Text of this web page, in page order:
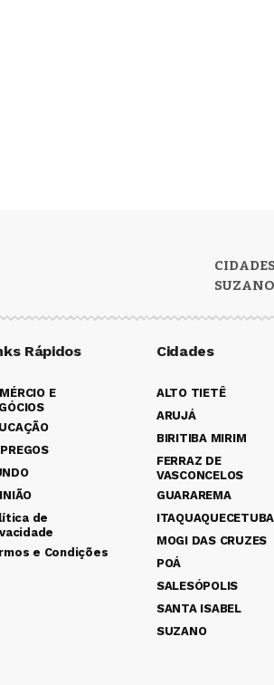
CIDADES
SUZANO
Rápidos
E
de
e Condições
Cidades
ALTO TIETÊ
ARUJÁ
BIRITIBA MIRIM
FERRAZ DE
VASCONCELOS
GUARAREMA
ITAQUAQUECETUBA
MOGI DAS CRUZES
POÁ
SALESÓPOLIS
SANTA ISABEL
SUZANO